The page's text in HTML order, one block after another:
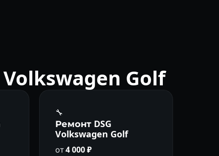
Golf
🔧
Ремонт DSG
Volkswagen Golf
от4 000 ₽